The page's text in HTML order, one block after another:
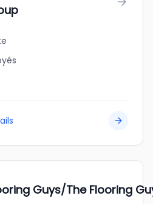
Guys/The Flooring